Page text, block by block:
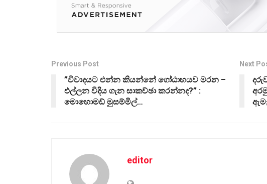
Previous Post
”විවාදයට එන්න කියන්නේ ගෝඨාභයව මරන –
එල්ලන විදිය ගැන සාකච්ඡා කරන්නද?” :
මොහොමඩ් මුසම්මිල්…
Next
editor